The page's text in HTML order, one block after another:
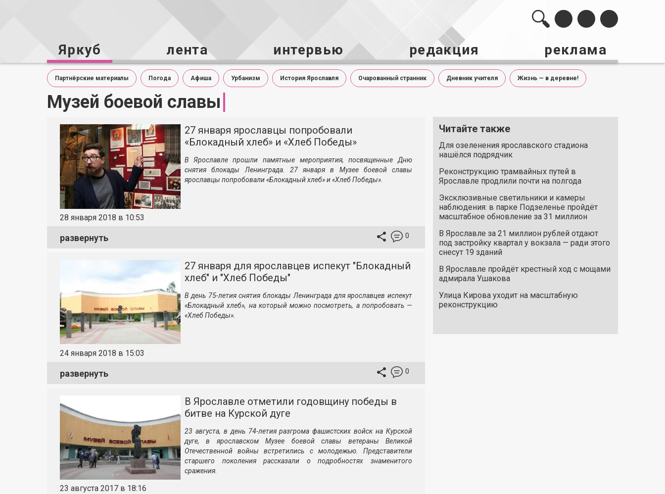
Яркуб лента интервью редакция реклама
Партнёрские материалы Погода Афиша Урбанизм История Ярославля Очарованный странник Дневник учителя Жизнь — в деревне!
Музей боевой славы
28 января 2018 в 10:53
27 января ярославцы попробовали
«Блокадный хлеб» и «Хлеб Победы»
В Ярославле прошли памятные мероприятия, посвященные Дню
снятия блокады Ленинграда. 27 января в Музее боевой славы
ярославцы попробовали «Блокадный хлеб» и «Хлеб Победы».
развернуть 0
24 января 2018 в 15:03
27 января для ярославцев испекут "Блокадный
хлеб" и "Хлеб Победы"
В день 75-летия снятия блокады Ленинграда для ярославцев испекут
«Блокадный хлеб», на который можно посмотреть, а попробовать —
«Хлеб Победы».
развернуть 0
23 августа 2017 в 18:16
В Ярославле отметили годовщину победы в
битве на Курской дуге
23 августа, в день 74-летия разгрома фашистских войск на Курской
дуге, в ярославском Музее боевой славы ветераны Великой
Отечественной войны встретились с молодежью. Представители
старшего поколения рассказали о подробностях знаменитого
сражения.
Читайте также
Для озеленения ярославского стадиона
нашёлся подрядчик
Реконструкцию трамвайных путей в
Ярославле продлили почти на полгода
Эксклюзивные светильники и камеры
наблюдения: в парке Подзеленье пройдёт
масштабное обновление за 31 миллион
В Ярославле за 21 миллион рублей отдают
под застройку квартал у вокзала — ради этого
снесут 19 зданий
В Ярославле пройдёт крестный ход с мощами
адмирала Ушакова
Улица Кирова уходит на масштабную
реконструкцию